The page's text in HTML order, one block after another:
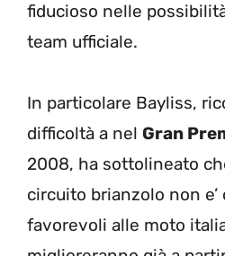
fiducioso nelle
team ufficiale.
In particolare Bayliss,
difficoltà a nel Gran
2008, ha sottolineato
circuito brianzolo non
favorevoli alle moto